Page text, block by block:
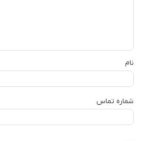
نام
شماره تماس